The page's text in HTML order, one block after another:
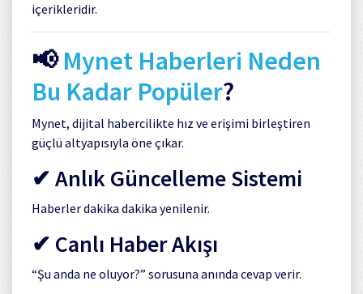
içerikleridir.
📢Mynet Haberleri Neden
Bu Kadar Popüler?
Mynet, dijital habercilikte hız ve erişimi birleştiren
güçlü altyapısıyla öne çıkar.
✔ Anlık Güncelleme Sistemi
Haberler dakika dakika yenilenir.
✔ Canlı Haber Akışı
“Şu anda ne oluyor?” sorusuna anında cevap verir.